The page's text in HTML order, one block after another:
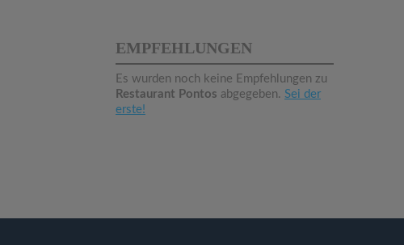
EMPFEHLUNGEN
Es wurden noch keine Empfehlungen zu
Restaurant Pontos abgegeben. Sei der
erste!